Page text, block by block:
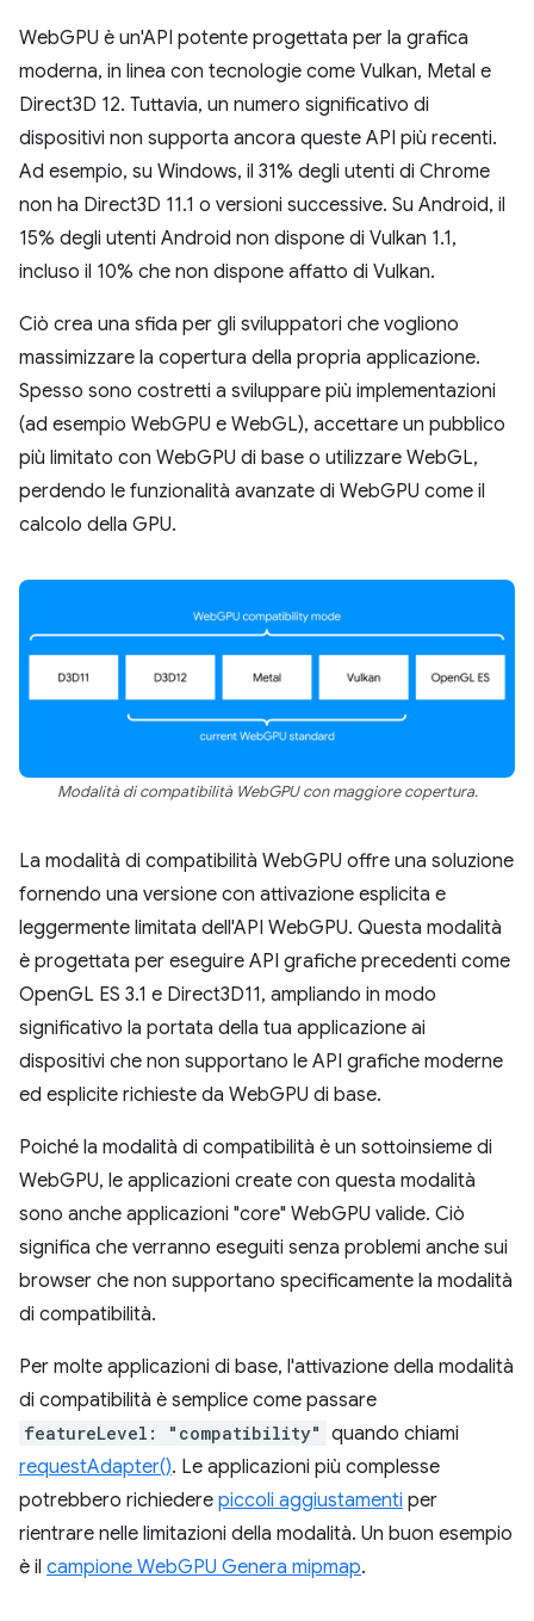
WebGPU è un'API potente progettata per la grafica
moderna, in linea con tecnologie come Vulkan, Metal e
Direct3D 12. Tuttavia, un numero significativo di
dispositivi non supporta ancora queste API più recenti.
Ad esempio, su Windows, il 31% degli utenti di Chrome
non ha Direct3D 11.1 o versioni successive. Su Android, il
15% degli utenti Android non dispone di Vulkan 1.1,
incluso il 10% che non dispone affatto di Vulkan.
Ciò crea una sfida per gli sviluppatori che vogliono
massimizzare la copertura della propria applicazione.
Spesso sono costretti a sviluppare più implementazioni
(ad esempio WebGPU e WebGL), accettare un pubblico
più limitato con WebGPU di base o utilizzare WebGL,
perdendo le funzionalità avanzate di WebGPU come il
calcolo della GPU.
Modalità di compatibilità WebGPU con maggiore copertura.
La modalità di compatibilità WebGPU offre una soluzione
fornendo una versione con attivazione esplicita e
leggermente limitata dell'API WebGPU. Questa modalità
è progettata per eseguire API grafiche precedenti come
OpenGL ES 3.1 e Direct3D11, ampliando in modo
significativo la portata della tua applicazione ai
dispositivi che non supportano le API grafiche moderne
ed esplicite richieste da WebGPU di base.
Poiché la modalità di compatibilità è un sottoinsieme di
WebGPU, le applicazioni create con questa modalità
sono anche applicazioni "core" WebGPU valide. Ciò
significa che verranno eseguiti senza problemi anche sui
browser che non supportano specificamente la modalità
di compatibilità.
Per molte applicazioni di base, l'attivazione della modalità
di compatibilità è semplice come passare
featureLevel: "compatibility" quando chiami
requestAdapter(). Le applicazioni più complesse
potrebbero richiedere piccoli aggiustamenti per
rientrare nelle limitazioni della modalità. Un buon esempio
è il campione WebGPU Genera mipmap.